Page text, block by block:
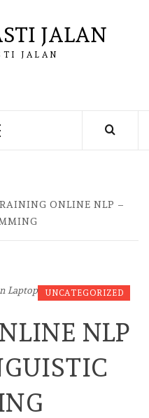
JALAN
JALAN
ONLINE NLP –
Laptop UNCATEGORIZED
NLP